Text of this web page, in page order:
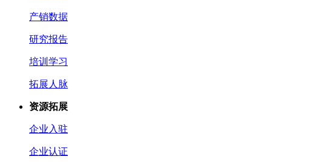
产销数据
研究报告
培训学习
拓展人脉
资源拓展
企业入驻
企业认证